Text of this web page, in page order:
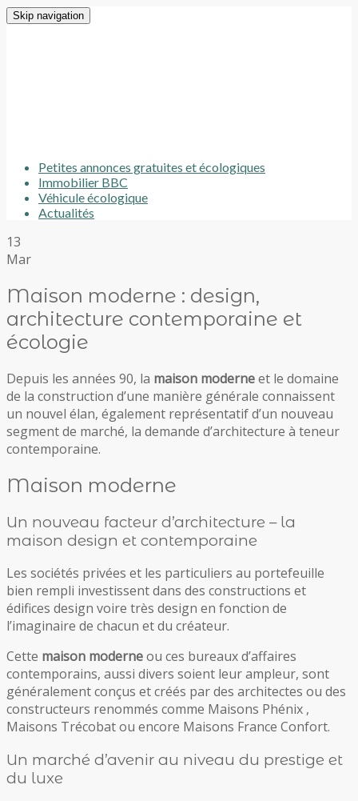
Skip navigation
Petites annonces gratuites et écologiques
Immobilier BBC
Véhicule écologique
Actualités
13
Mar
Maison moderne : design,
architecture contemporaine et
écologie
Depuis les années 90, la maison moderneet le domaine
de la construction d’une manière générale connaissent
un nouvel élan, également représentatif d’un nouveau
segment de marché, la demande d’architecture à teneur
contemporaine.
Maison moderne
Un nouveau facteur d’architecture – la
maison design et contemporaine
Les sociétés privées et les particuliers au portefeuille
bien rempli investissent dans des constructions et
édifices design voire très design en fonction de
l’imaginaire de chacun et du créateur.
Cette maison moderneou ces bureaux d’affaires
contemporains, aussi divers soient leur ampleur, sont
généralement conçus et créés par des architectes ou des
constructeurs renommés comme Maisons Phénix ,
Maisons Trécobat ou encore Maisons France Confort.
Un marché d’avenir au niveau du prestige et
du luxe